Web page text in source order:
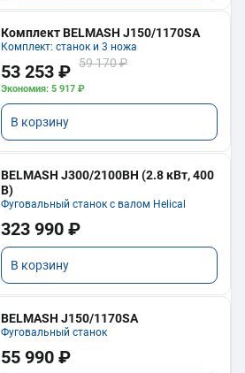
Комплект BELMASH J150/1170SA
Комплект: станок и 3 ножа
53 253 ₽ 59 170 ₽
Экономия: 5 917 ₽
В корзину
BELMASH J300/2100ВH (2.8 кВт, 400
В)
Фуговальный станок с валом Helical
323 990 ₽
В корзину
BELMASH J150/1170SA
Фуговальный станок
55 990 ₽